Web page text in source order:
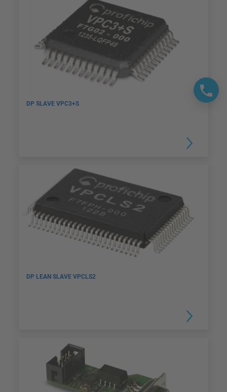
DP SLAVE VPC3+S
DP LEAN SLAVE VPCLS2